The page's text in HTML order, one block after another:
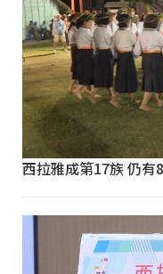
西拉雅成第17族 仍有